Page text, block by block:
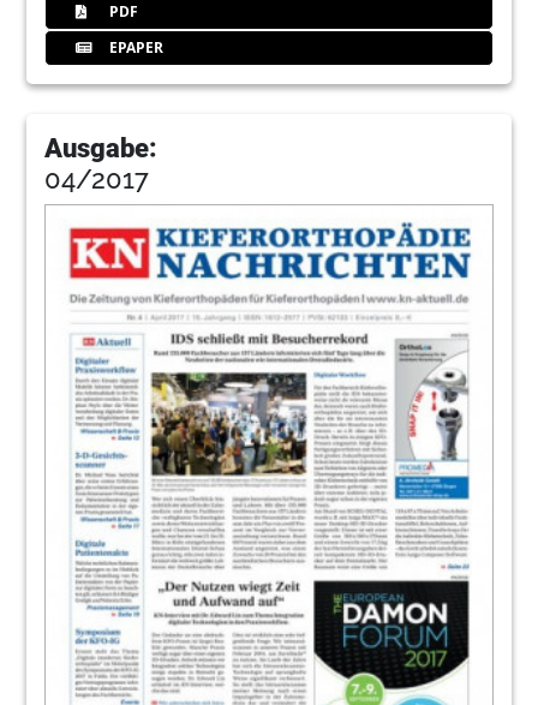
PDF
EPAPER
Ausgabe:
04/2017